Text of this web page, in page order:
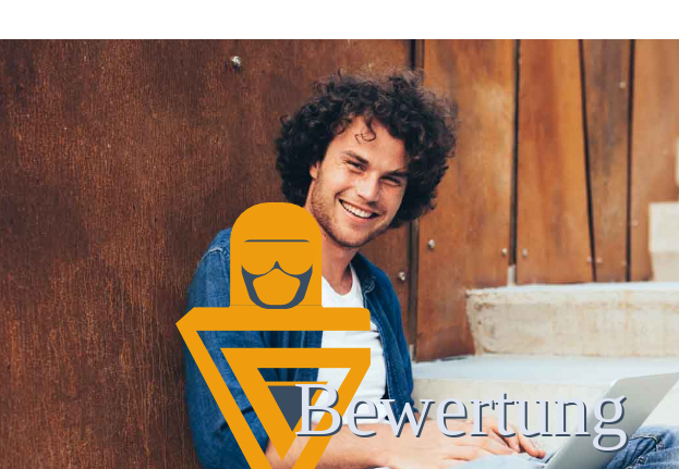
Bewertung